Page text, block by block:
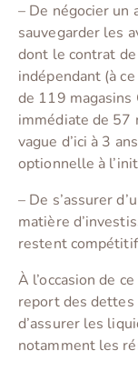
– De négocier un
sauvegarder les
dont le contrat
indépendant (à
de 119 magasins
immédiate de 57
vague d’ici à 3
optionnelle à
– De s’assurer
matière
restent
À l’occasion de
report des dettes
d’assurer les
notamment les